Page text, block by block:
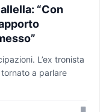
“Con
L’ex tronista
a parlare